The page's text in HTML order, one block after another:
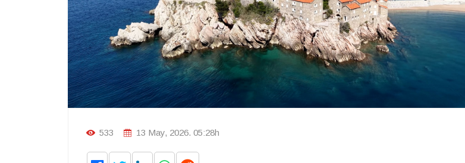
533 13 May, 2026. 05:28h